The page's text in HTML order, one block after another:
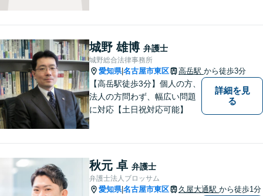
い、丁寧な説明と迅速な対応
を心がけております。【完全
個室】【法テラス利用可】
城野 雄博 弁護士
城野総合法律事務所
愛知県|名古屋市東区 高岳駅 から徒歩3分
【高岳駅徒歩3分】個人の方、
法人の方問わず、幅広い問題
に対応【土日祝対応可能】
詳細を見
る
秋元 卓 弁護士
弁護士法人ブロッサム
愛知県|名古屋市東区 久屋大通駅 から徒歩1分